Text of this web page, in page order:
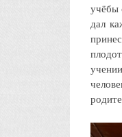
учёбы
дал